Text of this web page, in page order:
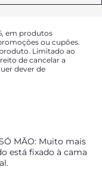
em produtos
ou cupões.
Limitado ao
de cancelar a
dever de
MÃO: Muito mais
está fixado à cama